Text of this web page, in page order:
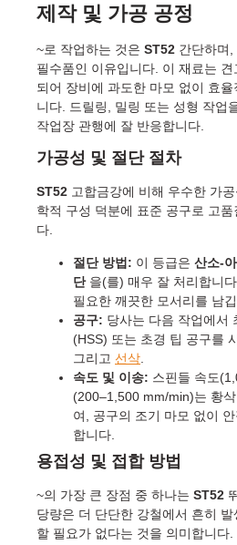
제작 및 가공 공정
~로 작업하는 것은 ST52 간단하며
필수품인 이유입니다. 이 재료는
되어 장비에 과도한 마모 없이 효
니다. 드릴링, 밀링 또는 성형 작업
작업장 관행에 잘 반응합니다.
가공성 및 절단 절차
ST52 고합금강에 비해 우수한 가
학적 구성 덕분에 표준 공구로 고
다.
절단 방법: 이 등급은 산소-
단을(를) 매우 잘 처리합니
필요한 깨끗한 모서리를 남깁
공구: 당사는 다음 작업에서
(HSS) 또는 초경 팁 공구를
그리고 선삭
속도 및 이송: 스핀들 속도
(200–1,500 mm/min)는 황
여, 공구의 조기 마모 없이
합니다.
용접성 및 접합 방법
~의 가장 큰 장점 중 하나는 ST52
당량은 더 단단한 강철에서 흔히
할 필요가 없다는 것을 의미합니다.